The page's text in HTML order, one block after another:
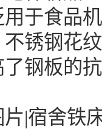
于食品
锈钢花
钢板的
|宿舍铁